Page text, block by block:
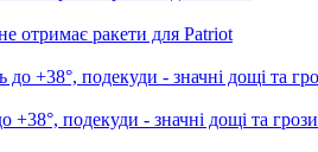
отримає ракети для Patriot
+38°, подекуди - значні дощі та грози